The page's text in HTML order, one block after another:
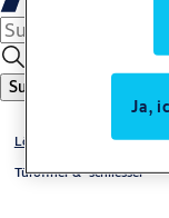
Suche
Lösungen nach Themen
Türöffner & -schliesser
Ja,